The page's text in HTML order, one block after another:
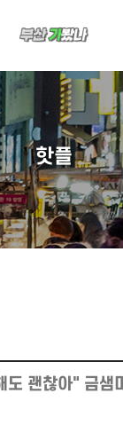
핫플
도 괜찮아" 금샘